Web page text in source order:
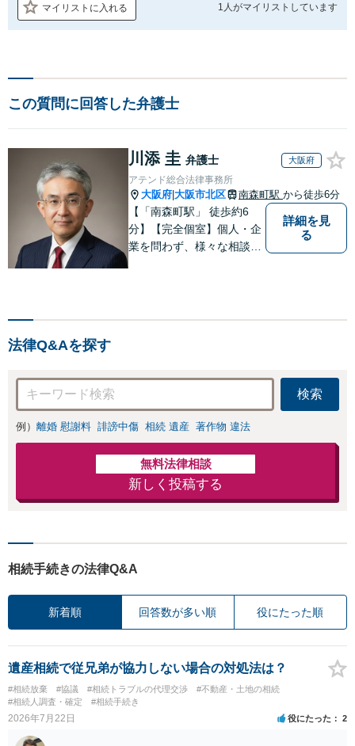
マイリストに入れる 1人がマイリストしています
この質問に回答した弁護士
川添 圭 弁護士 大阪府
アテンド総合法律事務所
大阪府 大阪市北区 南森町駅 から徒歩6分
【「南森町駅」 徒歩約6
分】【完全個室】個人・企
業を問わず、様々な相談を
詳細を見
る
法律Q&Aを探す
検索
例） 離婚 慰謝料 誹謗中傷 相続 遺産 著作物 違法
無料法律相談
新しく投稿する
相続手続きの法律Q&A
新着順 回答数が多い順 役にたった順
遺産相続で従兄弟が協力しない場合の対処法は？
#相続放棄 #協議 #相続トラブルの代理交渉
#不動産・土地の相続
#相続人調査・確定
#相続手続き
2026年7月22日 役にたった 2